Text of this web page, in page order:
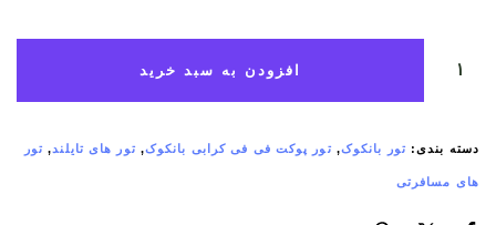
افزودن به سبد خرید
دسته بندی: تور بانکوک, تور پوکت فی فی کرابی بانکوک, تور های تایلند, تور
های مسافرتی